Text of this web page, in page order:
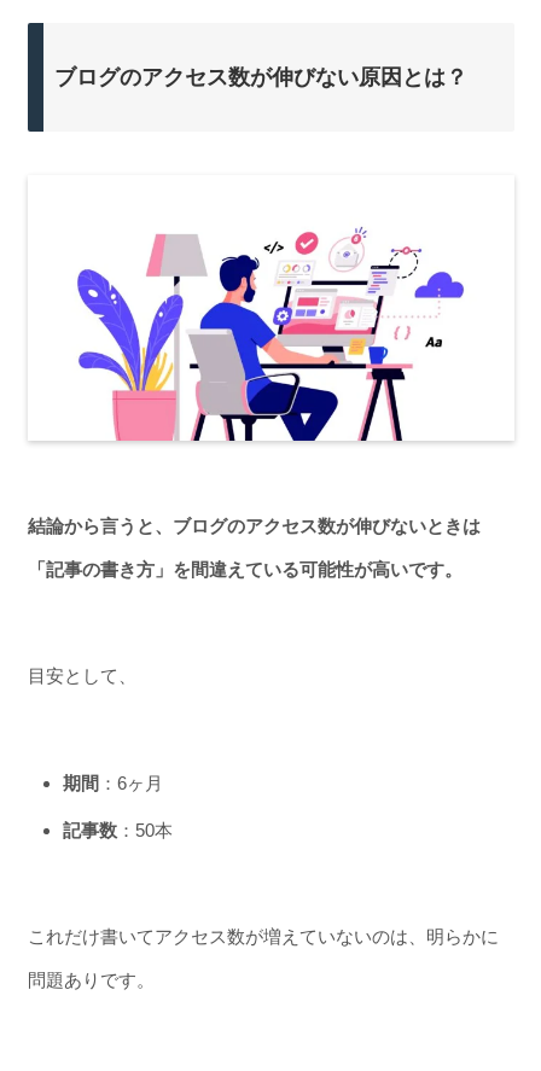
ブログのアクセス数が伸びない原因とは？
結論から言うと、ブログのアクセス数が伸びないときは
「記事の書き方」を間違えている可能性が高いです。
目安として、
期間 ：6ヶ月
記事数：50本
これだけ書いてアクセス数が増えていないのは、明らかに
問題ありです。